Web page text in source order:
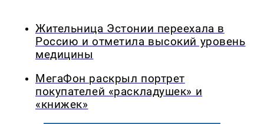
Жительница Эстонии переехала в
Россию и отметила высокий уровень
медицины
МегаФон раскрыл портрет
покупателей «раскладушек» и
«книжек»